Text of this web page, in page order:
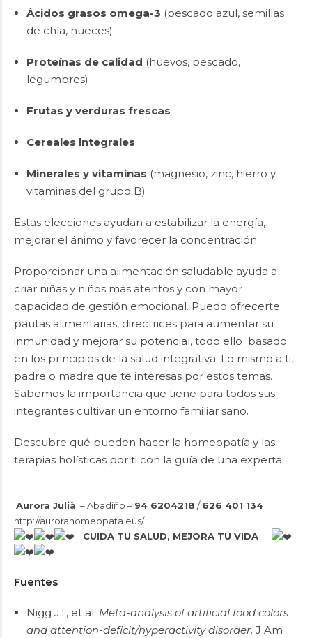
Ácidos grasos omega-3 (pescado azul, semillas
de chía, nueces)
Proteínas de calidad (huevos, pescado,
legumbres)
Frutas y verduras frescas
Cereales integrales
Minerales y vitaminas (magnesio, zinc, hierro y
vitaminas del grupo B)
Estas elecciones ayudan a estabilizar la energía,
mejorar el ánimo y favorecer la concentración.
Proporcionar una alimentación saludable ayuda a
criar niñas y niños más atentos y con mayor
capacidad de gestión emocional. Puedo ofrecerte
pautas alimentarias, directrices para aumentar su
inmunidad y mejorar su potencial, todo ello basado
en los principios de la salud integrativa. Lo mismo a ti,
padre o madre que te interesas por estos temas.
Sabemos la importancia que tiene para todos sus
integrantes cultivar un entorno familiar sano.
Descubre qué pueden hacer la homeopatía y las
terapias holísticas por ti con la guía de una experta:
Aurora Julià – Abadiño – 94 6204218 /626 401 134
http://aurorahomeopata.eus/
CUIDA TU SALUD, MEJORA TU VIDA
.
Fuentes
Nigg JT, et al. Meta-analysis of artificial food colors
and attention-deficit/hyperactivity disorder. J Am